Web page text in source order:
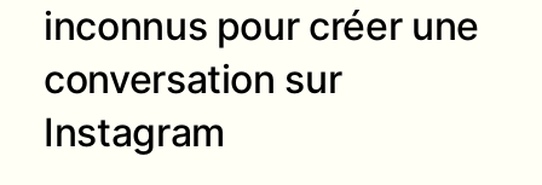
inconnus pour créer une
conversation sur
Instagram